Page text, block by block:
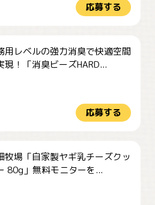
応募する
用レベルの強力消臭で快適空間
現！「消臭ビーズHARD...
応募する
牧場「自家製ヤギ乳チーズクッ
80g」無料モニターを...